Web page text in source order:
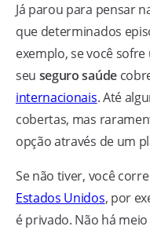
Já parou para pensar
que determinados
exemplo, se você
seu seguro saúde
internacionais. Até
cobertas, mas
opção através de um
Se não tiver, você
Estados Unidos, por
é privado. Não há